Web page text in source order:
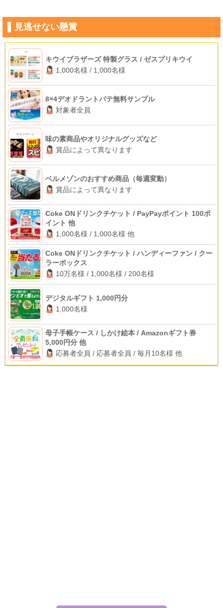
見逃せない懸賞
キウイブラザーズ 特製グラス / ゼスプリキウイ
1,000名様 / 1,000名様
8×4デオドラントパテ無料サンプル
対象者全員
味の素商品やオリジナルグッズなど
賞品によって異なります
ベルメゾンのおすすめ商品（毎週変動）
賞品によって異なります
Coke ONドリンクチケット / PayPayポイント 100ポ
イント 他
1,000名様 / 1,000名様 他
Coke ONドリンクチケット / ハンディーファン / クー
ラーボックス
10万名様 / 1,000名様 / 200名様
デジタルギフト 1,000円分
1,000名様
母子手帳ケース / しかけ絵本 / Amazonギフト券
5,000円分 他
応募者全員 / 応募者全員 / 毎月10名様 他